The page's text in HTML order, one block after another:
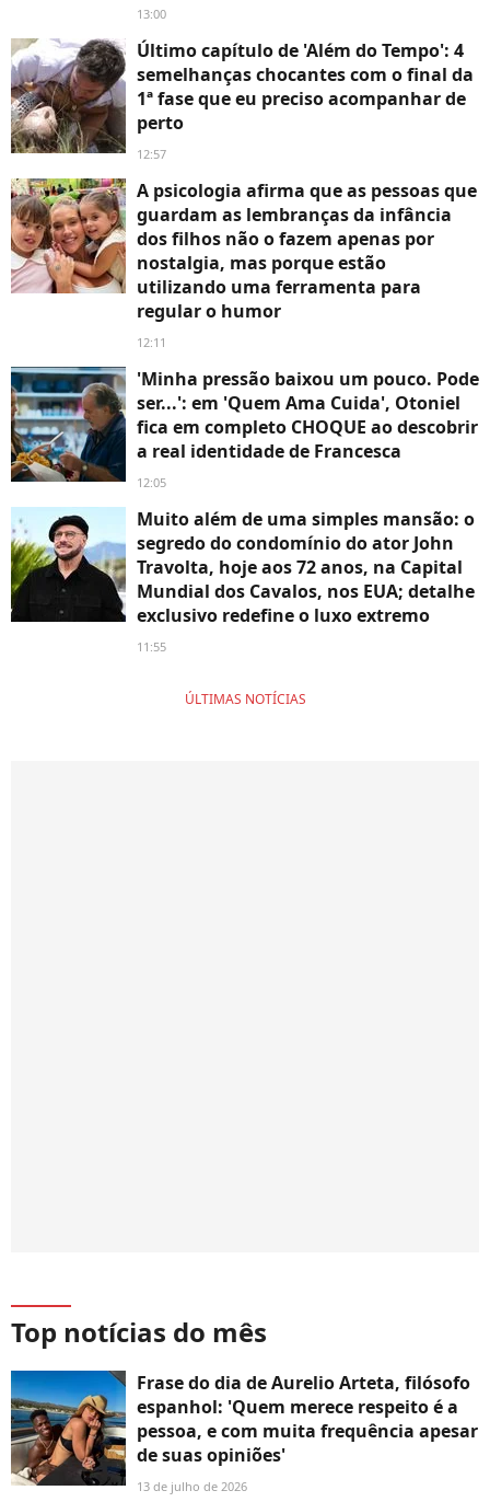
13:00
Último capítulo de 'Além do Tempo': 4
semelhanças chocantes com o final da
1ª fase que eu preciso acompanhar de
perto
12:57
A psicologia afirma que as pessoas que
guardam as lembranças da infância
dos filhos não o fazem apenas por
nostalgia, mas porque estão
utilizando uma ferramenta para
regular o humor
12:11
'Minha pressão baixou um pouco. Pode
ser...': em 'Quem Ama Cuida', Otoniel
fica em completo CHOQUE ao descobrir
a real identidade de Francesca
12:05
Muito além de uma simples mansão: o
segredo do condomínio do ator John
Travolta, hoje aos 72 anos, na Capital
Mundial dos Cavalos, nos EUA; detalhe
exclusivo redefine o luxo extremo
11:55
ÚLTIMAS NOTÍCIAS
Top notícias do mês
Frase do dia de Aurelio Arteta, filósofo
espanhol: 'Quem merece respeito é a
pessoa, e com muita frequência apesar
de suas opiniões'
13 de julho de 2026